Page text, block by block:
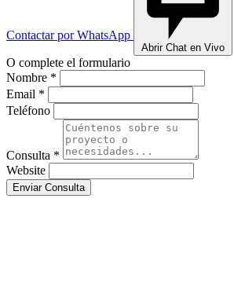
Contactar por WhatsApp
Abrir Chat en Vivo
O complete el formulario
Nombre *
Email *
Teléfono
Consulta *
Website
Enviar Consulta